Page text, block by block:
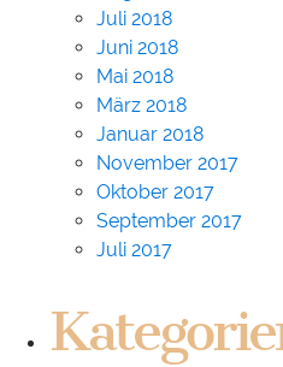
Juli 2018
Juni 2018
Mai 2018
März 2018
Januar 2018
November 2017
Oktober 2017
September 2017
Juli 2017